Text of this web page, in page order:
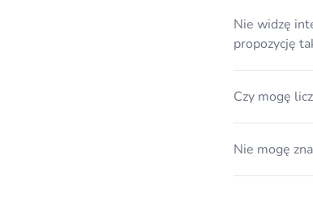
Nie widzę
propozycję
Czy mogę
Nie mogę